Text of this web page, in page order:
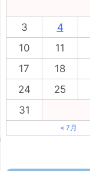
3
4
10
11
17
18
24
25
31
« 7月